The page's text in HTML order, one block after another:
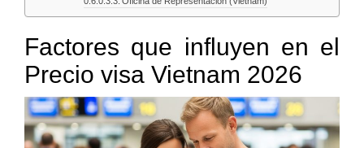
Factores que influyen en el
Precio visa Vietnam 2026